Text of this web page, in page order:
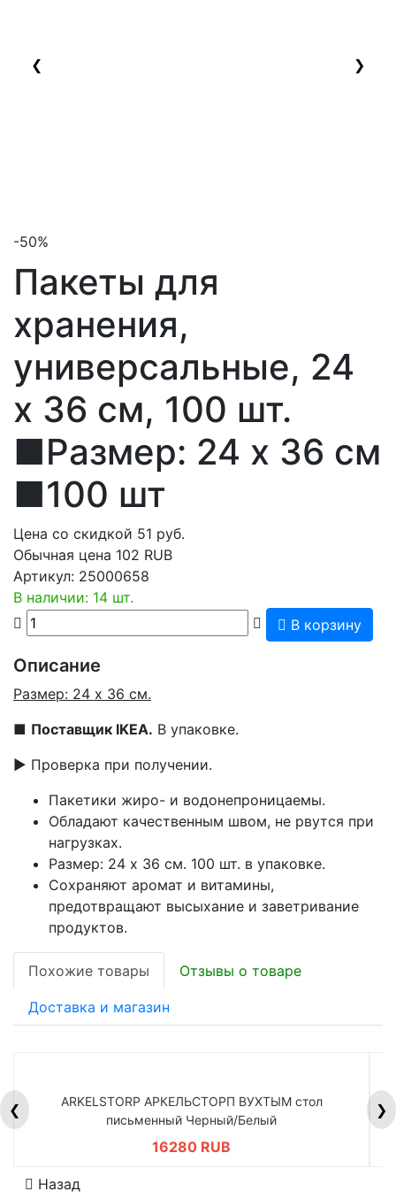
❮ ❯
-50%
Пакеты для
хранения,
универсальные, 24
х 36 см, 100 шт.
■Размер: 24 х 36 см
■100 шт
Цена со скидкой 51 руб.
Обычная цена 102 RUB
Артикул: 25000658
В наличии: 14 шт.
В корзину
Описание
Размер: 24 х 36 см.
■ Поставщик IKEA. В упаковке.
▶ Проверка при получении.
Пакетики жиро- и водонепроницаемы.
Обладают качественным швом, не рвутся при
нагрузках.
Размер: 24 х 36 см. 100 шт. в упаковке.
Сохраняют аромат и витамины,
предотвращают высыхание и заветривание
продуктов.
Похожие товары Отзывы о товаре
Доставка и магазин
❮
ARKELSTORP АРКЕЛЬСТОРП ВУХТЫМ стол
письменный Черный/Белый
16280 RUB
❯
Назад